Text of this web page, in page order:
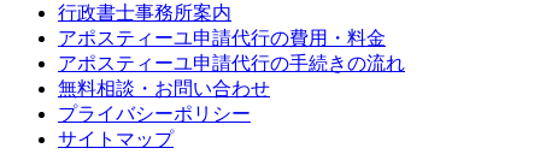
行政書士事務所案内
アポスティーユ申請代行の費用・料金
アポスティーユ申請代行の手続きの流れ
無料相談・お問い合わせ
プライバシーポリシー
サイトマップ